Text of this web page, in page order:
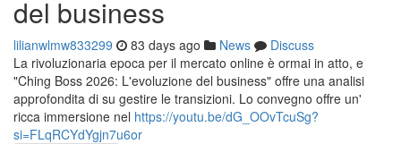
del business
lilianwlmw833299 83 days ago News
Discuss
La rivoluzionaria epoca per il mercato online è ormai in atto, e
"Ching Boss 2026: L'evoluzione del business" offre una analisi
approfondita di su gestire le transizioni. Lo convegno offre un'
ricca immersione nel https://youtu.be/dG_OOvTcuSg?
si=FLqRCYdYgjn7u6or